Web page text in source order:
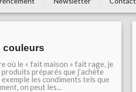
couleurs
où le « fait maison » fait rage, je
préparés que j’achète
les condiments tels que
on peut les...